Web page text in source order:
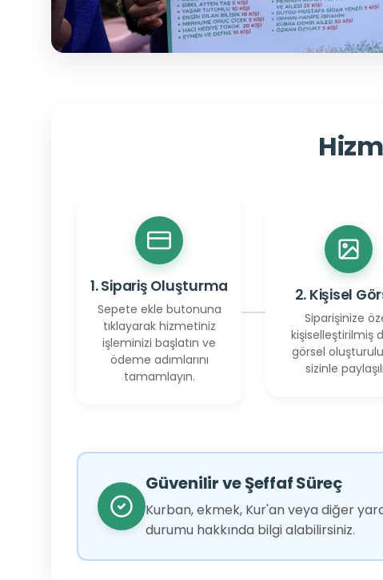
1. Sipariş Oluşturma
Sepete ekle butonuna
tıklayarak hizmetiniz
işleminizi başlatın ve
ödeme adımlarını
tamamlayın.
2. Kişisel
Siparişinize
kişiselleştirilmiş
görsel
sizinle
Güvenilir ve Şeffaf Süreç
Kurban, ekmek, Kur'an veya diğer
durumu hakkında bilgi alabilirsiniz.